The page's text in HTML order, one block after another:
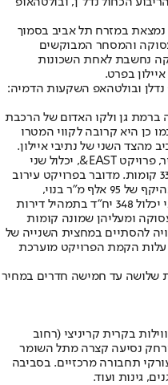
במזרח תל אביב בסמוך
והמסחר המבוקשים
נחשבת לאחת השכונות
בפרט.
EAST של סופרין וייס הריבוע הכחול GF נדלן ובולטהאפ השקעות הדמיה:
גן ולקו האדום של הרכבת
כן היא קרובה לקווי המטרו
מהצד השני של נתיבי איילון.
אחד הפרויקטים המרכזיים בעיר, פרויקט EAST&, יכלול שני
מגדלים - האחד בן 40 קומות והשני בן 33 קומות. מדובר בפרויקט עירוב
שימושים של מגורים, תעסוקה ומסחר בהיקף של 95 אלף מ"ר בנוי,
המשתרע על פני 6.5 דונם. המגדל הצפוני יכלול 348 יח"ד בתמהיל דירות
יכלול 25 קומות תעסוקה ומעליהן שמונה קומות
בנייתו צפויה להסתיים במחצית השנייה של
עלות הקמת הפרויקט מוערכת
שלושה עד חמישה חדרים במחיר
בקרית קריניצי (רחוב
נסיעה קצרה מתל השומר
תחבורה מרכזיים. בסביבה
גינות ועוד.